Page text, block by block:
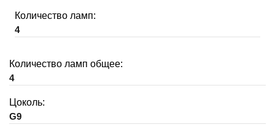
Количество ламп:
4
Количество ламп общее:
4
Цоколь:
G9